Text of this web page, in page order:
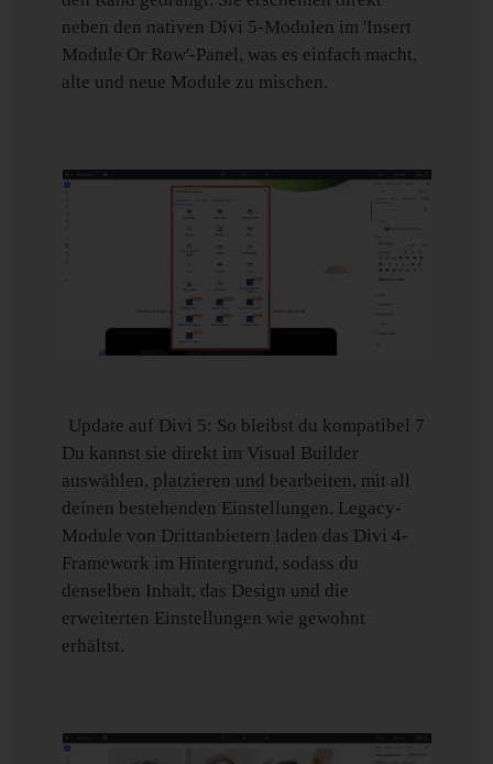
neben den nativen Divi 5-Modulen im 'Insert
Module Or Row'-Panel, was es einfach macht,
alte und neue Module zu mischen.
Update auf Divi 5: So bleibst du kompatibel 7
Du kannst sie direkt im Visual Builder
auswählen, platzieren und bearbeiten, mit all
deinen bestehenden Einstellungen. Legacy-
Module von Drittanbietern laden das Divi 4-
Framework im Hintergrund, sodass du
denselben Inhalt, das Design und die
erweiterten Einstellungen wie gewohnt
erhältst.